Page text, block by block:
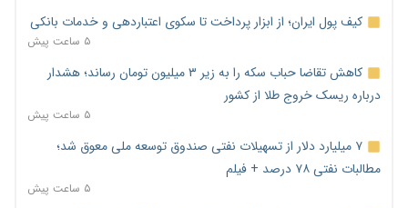
کیف پول ایران؛ از ابزار پرداخت تا سکوی اعتباردهی و خدمات بانکی
۵ ساعت پیش
کاهش تقاضا حباب سکه را به زیر ۳ میلیون تومان رساند؛ هشدار
درباره ریسک خروج طلا از کشور
۵ ساعت پیش
۷ میلیارد دلار از تسهیلات نفتی صندوق توسعه ملی معوق شد؛
مطالبات نفتی ۷۸ درصد + فیلم
۵ ساعت پیش